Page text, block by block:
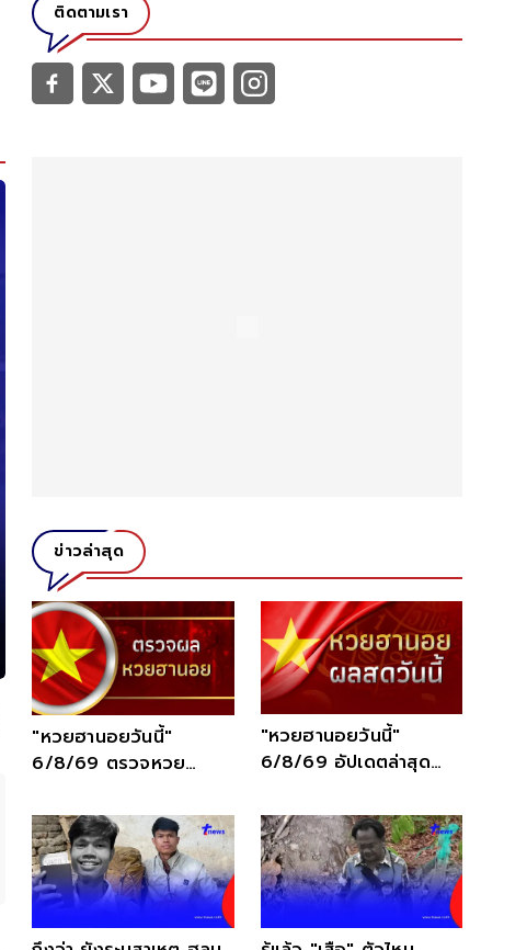
ติดตามเรา
ข่าวล่าสุด
"หวยฮานอยวันนี้"
6/8/69 ตรวจหวย
เช็กที่นี่
"หวยฮานอยวันนี้"
6/8/69 อัปเดตล่าสุด